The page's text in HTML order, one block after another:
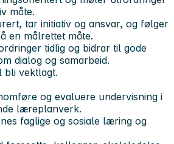
måte.
tar initiativ og ansvar, og følger
en målrettet måte.
tidlig og bidrar til gode
dialog og samarbeid.
bli vektlagt.
og evaluere undervisning i
læreplanverk.
faglige og sosiale læring og